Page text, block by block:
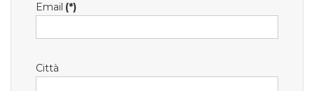
Email (*)
Città